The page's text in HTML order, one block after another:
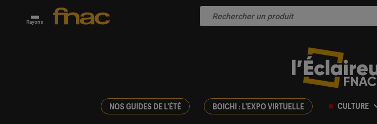
Rayons
NOS GUIDES DE L'ÉTÉ BOICHI : L'EXPO VIRTUELLE CULTURE